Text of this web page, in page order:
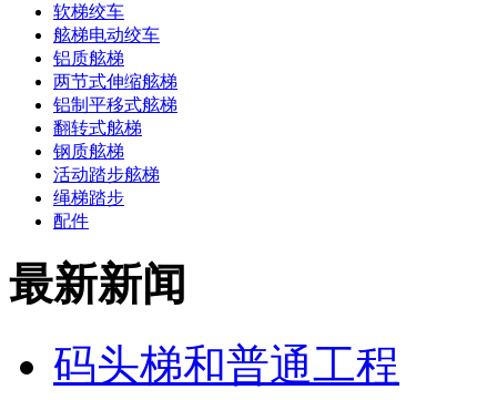
软梯绞车
舷梯电动绞车
铝质舷梯
两节式伸缩舷梯
铝制平移式舷梯
翻转式舷梯
钢质舷梯
活动踏步舷梯
绳梯踏步
配件
最新新闻
码头梯和普通工程